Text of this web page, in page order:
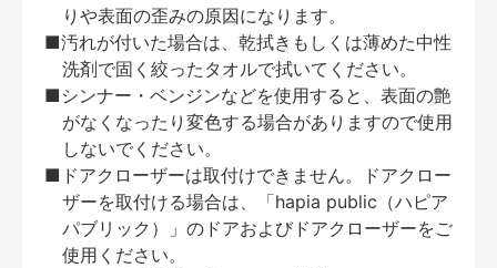
りや表面の歪みの原因になります。
■汚れが付いた場合は、乾拭きもしくは薄めた中性
洗剤で固く絞ったタオルで拭いてください。
■シンナー・ベンジンなどを使用すると、表面の艶
がなくなったり変色する場合がありますので使用
しないでください。
■ドアクローザーは取付けできません。ドアクロー
ザーを取付ける場合は、「hapia public（ハピア
パブリック）」のドアおよびドアクローザーをご
使用ください。